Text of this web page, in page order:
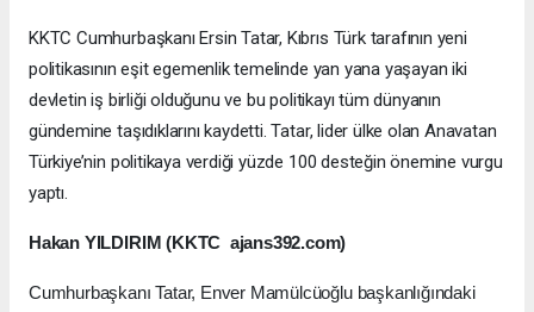
KKTC Cumhurbaşkanı Ersin Tatar, Kıbrıs Türk tarafının yeni
politikasının eşit egemenlik temelinde yan yana yaşayan iki
devletin iş birliği olduğunu ve bu politikayı tüm dünyanın
gündemine taşıdıklarını kaydetti. Tatar, lider ülke olan Anavatan
Türkiye’nin politikaya verdiği yüzde 100 desteğin önemine vurgu
yaptı.
Hakan YILDIRIM (KKTC ajans392.com)
Cumhurbaşkanı Tatar, Enver Mamülcüoğlu başkanlığındaki